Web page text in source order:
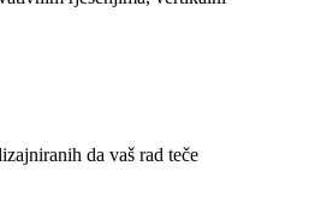
da vaš rad teče